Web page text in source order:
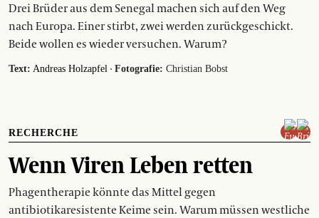
Drei Brüder aus dem Senegal machen sich auf den Weg
nach Europa. Einer stirbt, zwei werden zurückgeschickt.
Beide wollen es wieder versuchen. Warum?
Text: Andreas Holzapfel · Fotografie: Christian Bobst
RECHERCHE
Wenn Viren Leben retten
Phagentherapie könnte das Mittel gegen
antibiotikaresistente Keime sein. Warum müssen westliche